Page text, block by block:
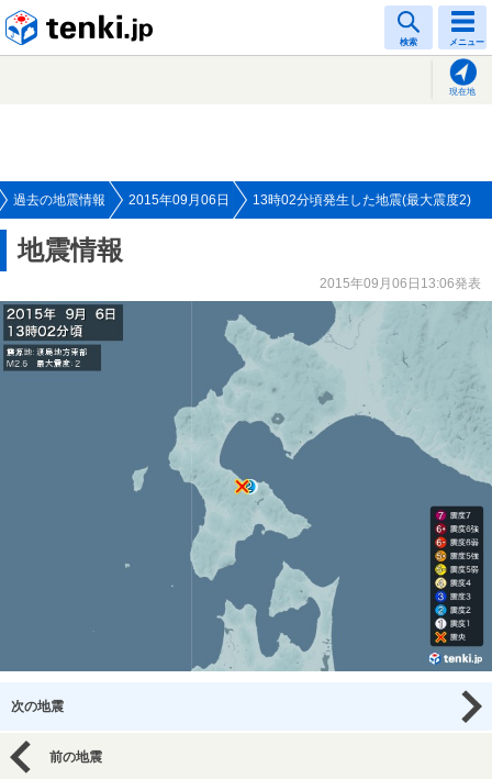
検索 メニュー
現在地
過去の地震情報 2015年09月06日 13時02分頃発生した地震(最大震度2)
地震情報
2015年09月06日13:06発表
次の地震
前の地震